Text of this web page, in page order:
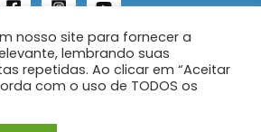
© 2026 AENFER
por IurySan
nosso site para fornecer a
lembrando suas
repetidas. Ao clicar em “Aceitar
com o uso de TODOS os